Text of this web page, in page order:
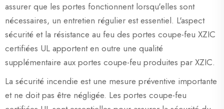
assurer que les portes fonctionnent lorsqu'elles sont
nécessaires, un entretien régulier est essentiel. L'aspect
sécurité et la résistance au feu des portes coupe-feu XZIC
certifiées UL apportent en outre une qualité
supplémentaire aux portes coupe-feu produites par XZIC.
La sécurité incendie est une mesure préventive importante
et ne doit pas être négligée. Les portes coupe-feu